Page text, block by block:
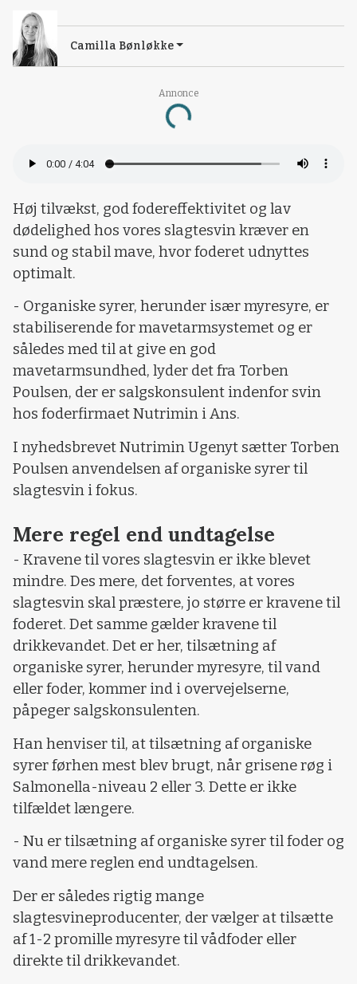
Annonce
Loading...
Camilla Bønløkke
Høj tilvækst, god fodereffektivitet og lav
dødelighed hos vores slagtesvin kræver en
sund og stabil mave, hvor foderet udnyttes
optimalt.
- Organiske syrer, herunder især myresyre, er
stabiliserende for mavetarmsystemet og er
således med til at give en god
mavetarmsundhed, lyder det fra Torben
Poulsen, der er salgskonsulent indenfor svin
hos foderfirmaet Nutrimin i Ans.
I nyhedsbrevet Nutrimin Ugenyt sætter Torben
Poulsen anvendelsen af organiske syrer til
slagtesvin i fokus.
Mere regel end undtagelse
- Kravene til vores slagtesvin er ikke blevet
mindre. Des mere, det forventes, at vores
slagtesvin skal præstere, jo større er kravene til
foderet. Det samme gælder kravene til
drikkevandet. Det er her, tilsætning af
organiske syrer, herunder myresyre, til vand
eller foder, kommer ind i overvejelserne,
påpeger salgskonsulenten.
Han henviser til, at tilsætning af organiske
syrer førhen mest blev brugt, når grisene røg i
Salmonella-niveau 2 eller 3. Dette er ikke
tilfældet længere.
- Nu er tilsætning af organiske syrer til foder og
vand mere reglen end undtagelsen.
Der er således rigtig mange
slagtesvineproducenter, der vælger at tilsætte
af 1-2 promille myresyre til vådfoder eller
direkte til drikkevandet.